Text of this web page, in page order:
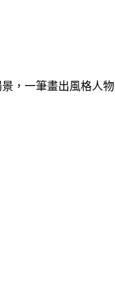
，一筆畫出風格人物